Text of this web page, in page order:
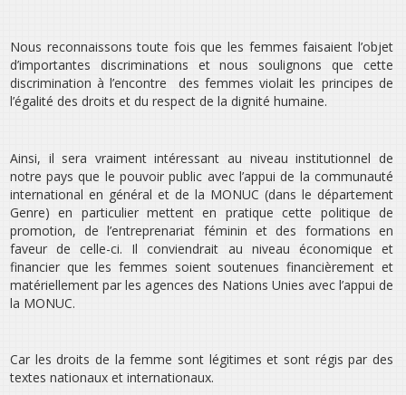
Nous reconnaissons toute fois que les femmes faisaient l’objet
d’importantes discriminations et nous soulignons que cette
discrimination à l’encontre des femmes violait les principes de
l’égalité des droits et du respect de la dignité humaine.
Ainsi, il sera vraiment intéressant au niveau institutionnel de
notre pays que le pouvoir public avec l’appui de la communauté
international en général et de la MONUC (dans le département
Genre) en particulier mettent en pratique cette politique de
promotion, de l’entreprenariat féminin et des formations en
faveur de celle-ci. Il conviendrait au niveau économique et
financier que les femmes soient soutenues financièrement et
matériellement par les agences des Nations Unies avec l’appui de
la MONUC.
Car les droits de la femme sont légitimes et sont régis par des
textes nationaux et internationaux.